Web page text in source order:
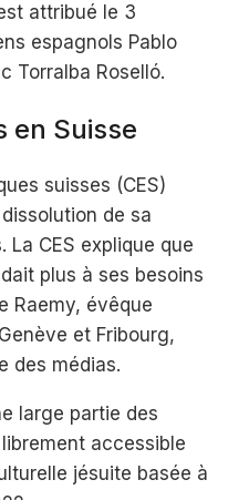
attribué le 3
espagnols Pablo
Torralba Roselló.
en Suisse
suisses (CES)
de sa
La CES explique que
plus à ses besoins
Raemy, évêque
et Fribourg,
des médias.
large partie des
accessible
jésuite basée à